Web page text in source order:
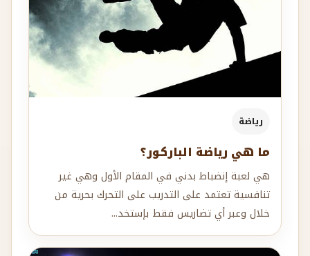
رياضة
ما هي رياضة الباركور؟
هي لعبة إنضباط بدني في المقام الأول وهي غير
تنافسية تعتمد على التدريب على التحرك بحرية من
خلال وعبر أي تضاريس فقط بإستخد...